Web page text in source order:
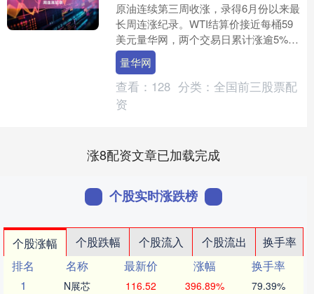
原油连续第三周收涨，录得6月份以来最
长周连涨纪录。WTI结算价接近每桶59
美元量华网，两个交易日累计涨逾5%。
风险的上升在期权市场尤为明显。对于
美国原油期货，看....
量华网
查看： 128 分类： 全国前三股票配
资
涨8配资文章已加载完成
个股实时涨跌榜
个股涨幅 个股跌幅 个股流入 个股流出
换手率
排名
名称 最新价 涨幅
换手率
1
N展芯 116.52 396.89% 79.39%